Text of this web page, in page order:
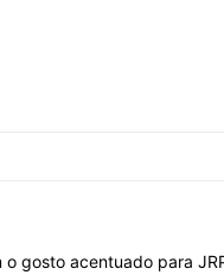
gosto acentuado para